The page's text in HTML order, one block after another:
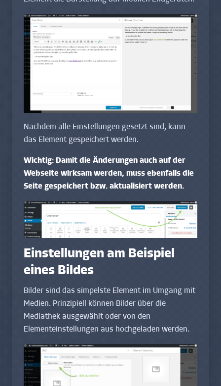
Nachdem alle Einstellungen gesetzt sind, kann
das Element gespeichert werden.
Wichtig: Damit die Änderungen auch auf der
Webseite wirksam werden, muss ebenfalls die
Seite gespeichert bzw. aktualisiert werden.
Einstellungen am Beispiel
eines Bildes
Bilder sind das simpelste Element im Umgang mit
Medien. Prinzipiell können Bilder über die
Mediathek ausgewählt oder von den
Elementeinstellungen aus hochgeladen werden.